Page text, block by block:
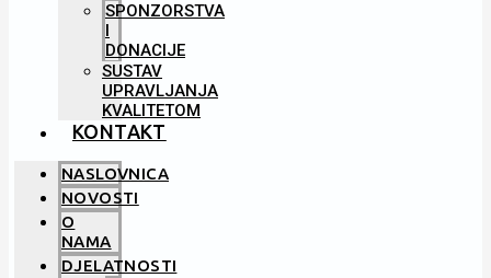
SPONZORSTVA
I
DONACIJE
SUSTAV
UPRAVLJANJA
KVALITETOM
KONTAKT
NASLOVNICA
NOVOSTI
O
NAMA
DJELATNOSTI